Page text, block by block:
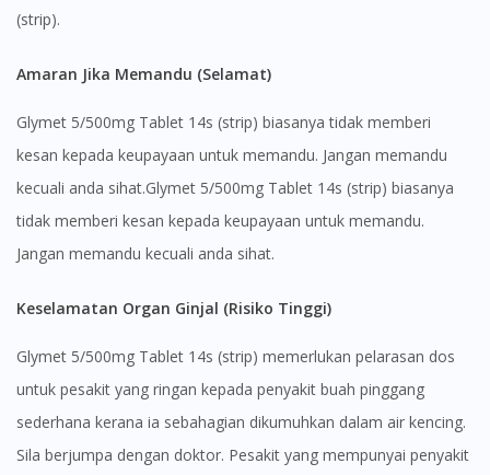
(strip).
Amaran Jika Memandu (Selamat)
Glymet 5/500mg Tablet 14s (strip) biasanya tidak memberi
kesan kepada keupayaan untuk memandu. Jangan memandu
kecuali anda sihat.Glymet 5/500mg Tablet 14s (strip) biasanya
tidak memberi kesan kepada keupayaan untuk memandu.
Jangan memandu kecuali anda sihat.
Keselamatan Organ Ginjal (Risiko Tinggi)
Glymet 5/500mg Tablet 14s (strip) memerlukan pelarasan dos
untuk pesakit yang ringan kepada penyakit buah pinggang
sederhana kerana ia sebahagian dikumuhkan dalam air kencing.
Sila berjumpa dengan doktor. Pesakit yang mempunyai penyakit